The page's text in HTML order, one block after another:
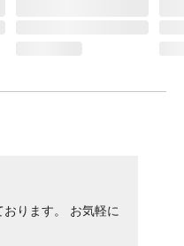
ります。 お気軽に